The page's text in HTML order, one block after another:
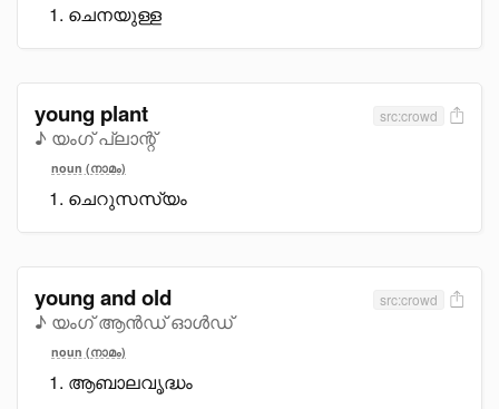
ചെനയുള്ള
young plant
♪ യംഗ് പ്ലാന്റ്
src:crowd
noun (നാമം)
ചെറുസസ്യം
young and old
♪ യംഗ് ആൻഡ് ഓൾഡ്
src:crowd
noun (നാമം)
ആബാലവൃദ്ധം